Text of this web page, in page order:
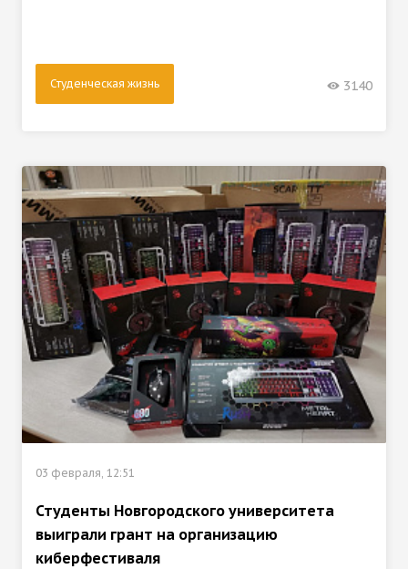
Студенческая жизнь 3140
03 февраля, 12:51
Студенты Новгородского университета
выиграли грант на организацию
киберфестиваля